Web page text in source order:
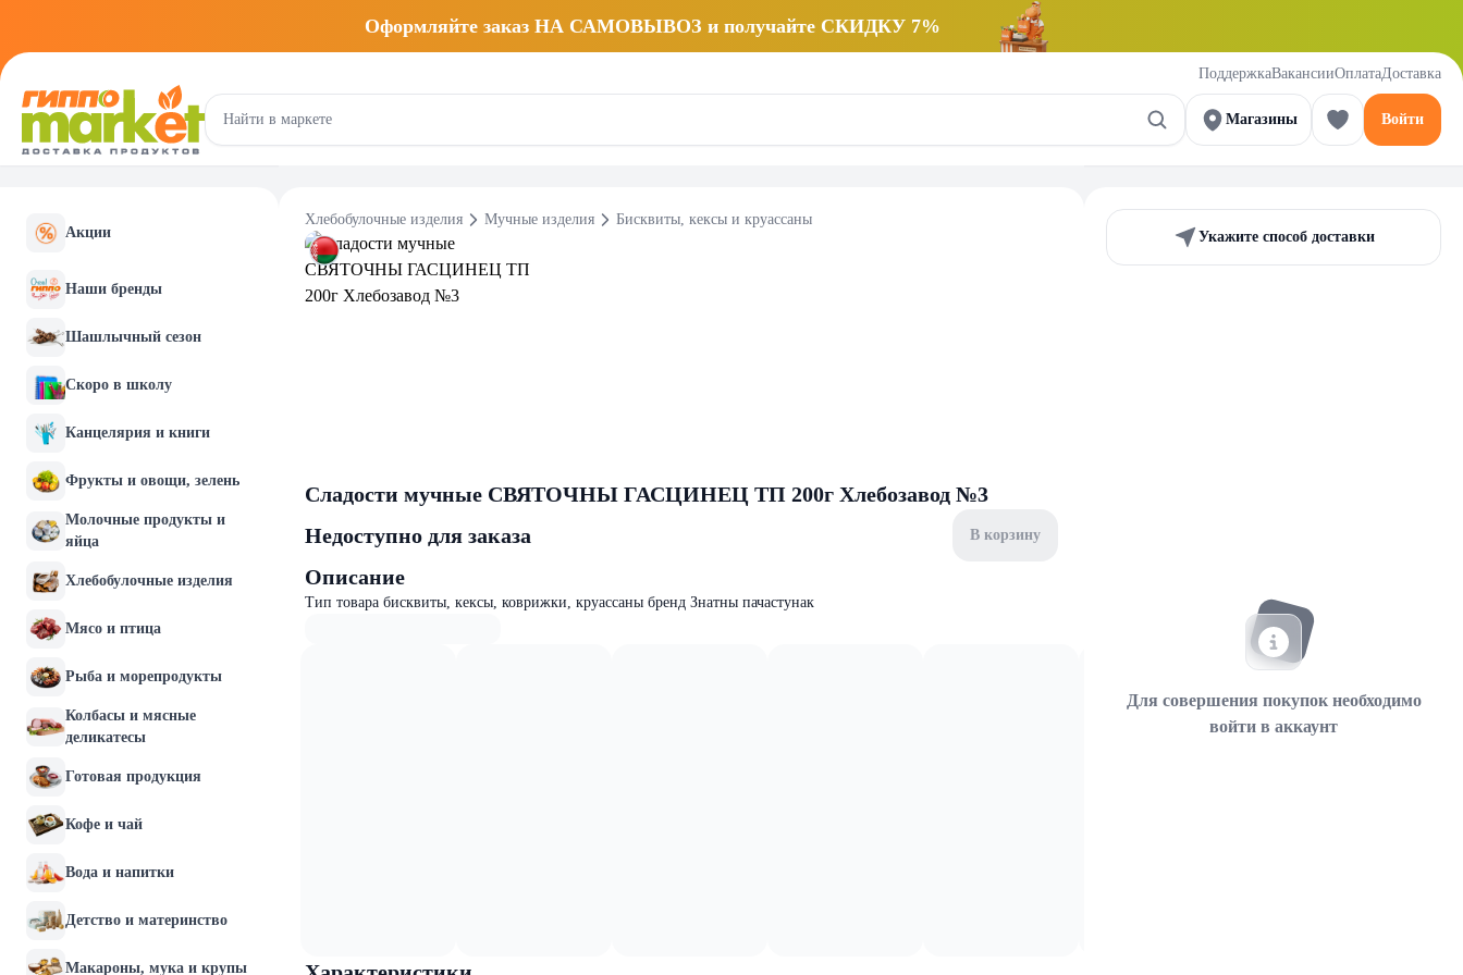
Оформляйте заказ НА САМОВЫВОЗ и получайте СКИДКУ 7%
ПоддержкаВакансииОплатаДоставка
Магазины Войти
Акции
Наши бренды
Шашлычный сезон
Скоро в школу
Канцелярия и книги
Фрукты и овощи, зелень
Молочные продукты и
яйца
Хлебобулочные изделия
Мясо и птица
Рыба и морепродукты
Колбасы и мясные
деликатесы
Готовая продукция
Кофе и чай
Вода и напитки
Детство и материнство
Макароны, мука и крупы
Хлебобулочные изделия Мучные изделия Бисквиты, кексы и круассаны
Сладости мучные СВЯТОЧНЫ ГАСЦИНЕЦ ТП 200г Хлебозавод №3
Недоступно для заказа
В корзину
Описание
Тип товара бисквиты, кексы, коврижки, круассаны бренд Знатны пачастунак
Укажите способ доставки
Для совершения покупок необходимо
войти в аккаунт